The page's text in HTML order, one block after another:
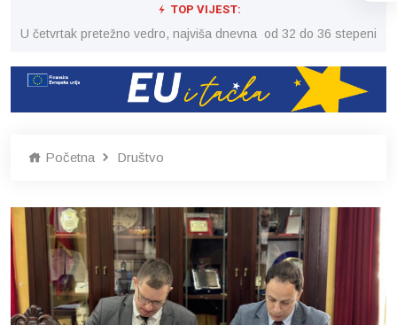
TOP VIJEST:
U četvrtak pretežno vedro, najviša dnevna od 32 do 36 stepeni
Početna Društvo